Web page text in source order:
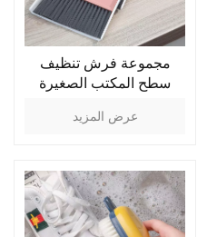
مجموعة فرش تنظيف
سطح المكتب الصغيرة
عرض المزيد